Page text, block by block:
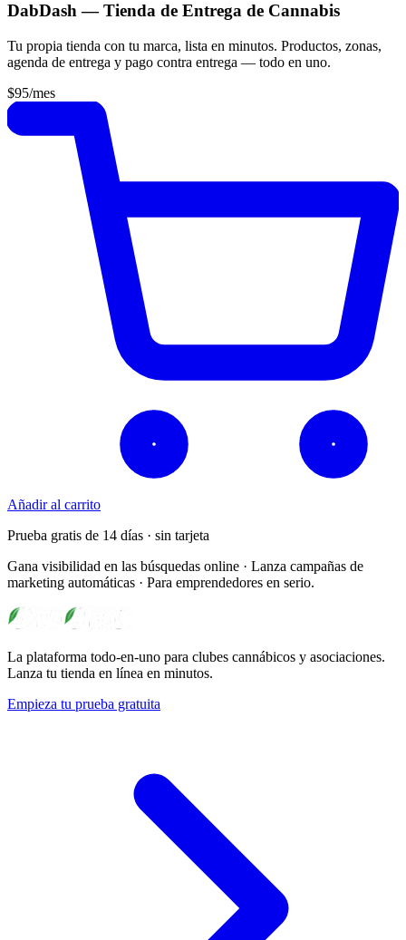
DabDash — Tienda de Entrega de Cannabis
Tu propia tienda con tu marca, lista en minutos. Productos, zonas,
agenda de entrega y pago contra entrega — todo en uno.
$95/mes
Añadir al carrito
Prueba gratis de 14 días · sin tarjeta
Gana visibilidad en las búsquedas online · Lanza campañas de
marketing automáticas · Para emprendedores en serio.
La plataforma todo-en-uno para clubes cannábicos y asociaciones.
Lanza tu tienda en línea en minutos.
Empieza tu prueba gratuita